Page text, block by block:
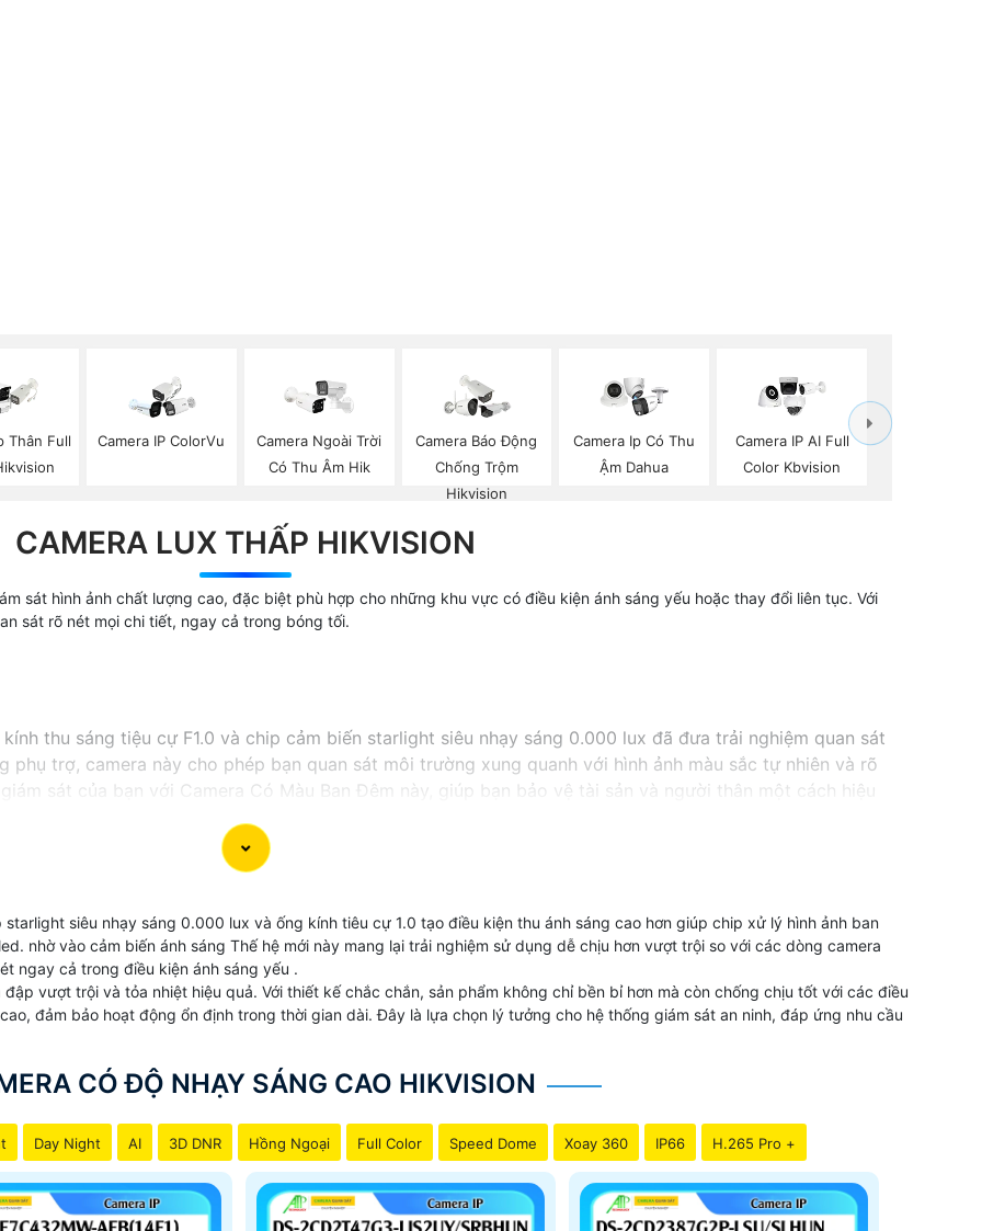
Thân Full
Camera IP ColorVu
Camera Ngoài Trời
Có Thu Âm Hik
Camera Báo Động
Chống Trộm
Hikvision
Camera Ip Có Thu
Ậm Dahua
Camera IP AI Full
Color Kbvision
CAMERA LUX THẤP HIKVISION
sát hình ảnh chất lượng cao, đặc biệt phù hợp cho những khu vực có điều kiện ánh sáng yếu hoặc thay đổi liên tục. Với
sát rõ nét mọi chi tiết, ngay cả trong bóng tối.
thu sáng tiệu cự F1.0 và chip cảm biến starlight siêu nhạy sáng 0.000 lux đã đưa trải nghiệm quan sát
phụ trợ, camera này cho phép bạn quan sát môi trường xung quanh với hình ảnh màu sắc tự nhiên và rõ
sát của bạn với Camera Có Màu Ban Đêm này, giúp bạn bảo vệ tài sản và người thân một cách hiệu
starlight siêu nhạy sáng 0.000 lux và ống kính tiêu cự 1.0 tạo điều kiện thu ánh sáng cao hơn giúp chip xử lý hình ảnh ban
nhờ vào cảm biến ánh sáng Thế hệ mới này mang lại trải nghiệm sử dụng dễ chịu hơn vượt trội so với các dòng camera
ngay cả trong điều kiện ánh sáng yếu .
vượt trội và tỏa nhiệt hiệu quả. Với thiết kế chắc chắn, sản phẩm không chỉ bền bỉ hơn mà còn chống chịu tốt với các điều
đảm bảo hoạt động ổn định trong thời gian dài. Đây là lựa chọn lý tưởng cho hệ thống giám sát an ninh, đáp ứng nhu cầu
CÓ ĐỘ NHẠY SÁNG CAO HIKVISION
Day Night AI 3D DNR Hồng Ngoại Full Color Speed Dome Xoay 360 IP66 H.265 Pro +